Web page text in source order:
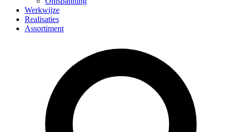
Werkwijze
Realisaties
Assortiment